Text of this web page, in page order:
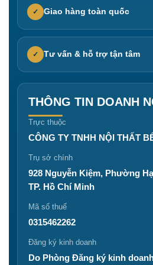
✓ Giao hàng toàn quốc
✓ Tư vấn & hỗ trợ tận tâm
THÔNG TIN DOANH
Trực thuộc
CÔNG TY TNHH NỘI THẤT
Trụ sở chính
928 Nguyễn Kiệm, Phường
TP. Hồ Chí Minh
Mã số thuế
0315462262
Đăng ký kinh doanh
Do Phòng Đăng ký kinh